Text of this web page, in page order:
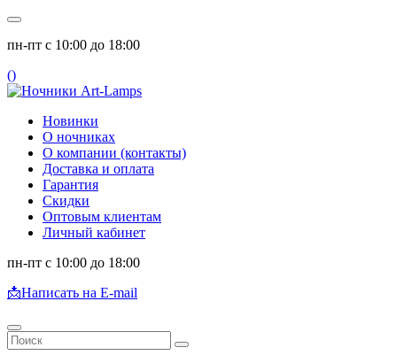
пн-пт с 10:00 до 18:00
()
Новинки
О ночниках
О компании (контакты)
Доставка и оплата
Гарантия
Скидки
Оптовым клиентам
Личный кабинет
пн-пт с 10:00 до 18:00
📩Написать на E-mail